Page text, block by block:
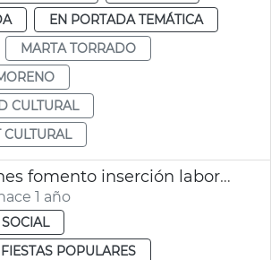
EN PORTADA TEMÁTICA
MARTA TORRADO
CULTURAL
CULTURAL
Subvenciones fomento inserción laboral personas en programas acogida y para la Real Basílica
1 año
POPULARES